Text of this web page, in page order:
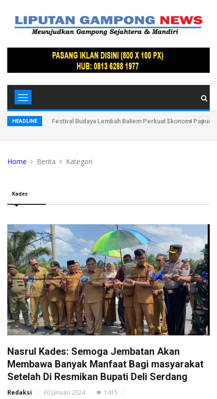
HEADLINE
Bupati Festival Budaya Lembah Baliem Perkuat Ekonomi Papua
Home Berita Kategori
Kades
Nasrul Kades: Semoga Jembatan Akan
Membawa Banyak Manfaat Bagi masyarakat
Setelah Di Resmikan Bupati Deli Serdang
Redaksi 30 Januari 2024 1415